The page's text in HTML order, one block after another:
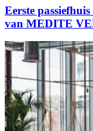
Eerste
van MEDITE